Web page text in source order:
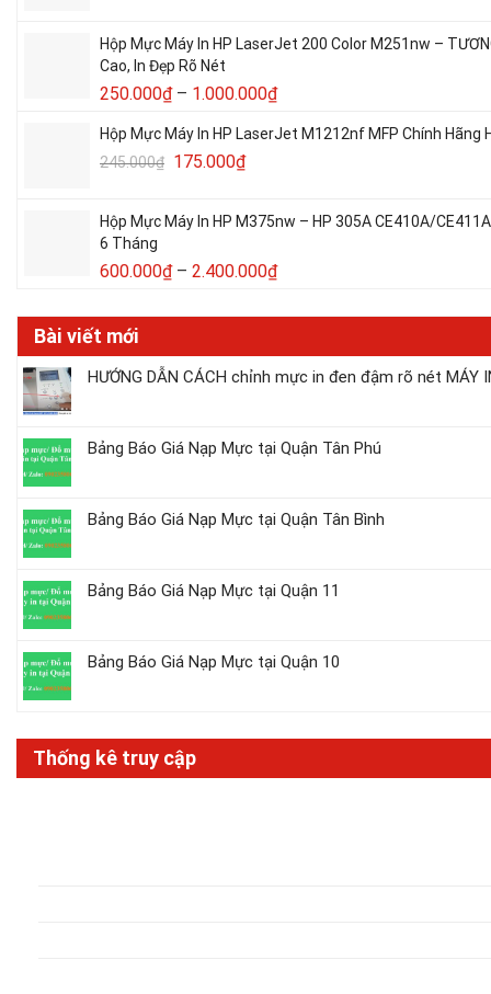
Hộp Mực Máy In HP LaserJet 200 Color M251nw –
Cao, In Đẹp Rõ Nét
250.000₫ – 1.000.000₫
Hộp Mực Máy In HP LaserJet M1212nf MFP Chính
245.000₫ 175.000₫
Hộp Mực Máy In HP M375nw – HP 305A CE410A/
6 Tháng
600.000₫ – 2.400.000₫
Bài viết mới
HƯỚNG DẪN CÁCH chỉnh mực in đen đậm rõ nét MÁY
Bảng Báo Giá Nạp Mực tại Quận Tân Phú
Bảng Báo Giá Nạp Mực tại Quận Tân Bình
Bảng Báo Giá Nạp Mực tại Quận 11
Bảng Báo Giá Nạp Mực tại Quận 10
Thống kê truy cập